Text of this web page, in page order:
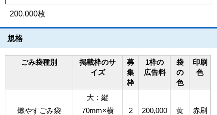
200,000枚
規格
ごみ袋種別
掲載枠のサ
イズ
募
集
枠
1枠の
広告料
袋
の
色
印刷
色
燃やすごみ袋
大：縦
70mm×横
2
200,000
黄
赤刷